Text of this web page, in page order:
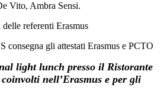
Vito, Ambra Sensi.
referenti Erasmus
consegna gli attestati Erasmus e PCTO
light lunch presso il Ristorante
coinvolti nell’Erasmus e per gli